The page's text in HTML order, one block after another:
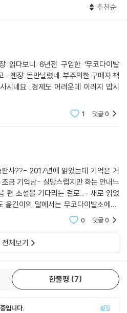
물네 시간 들썩대는 느낌이었다. 사람
은 아스
“어제 저녁때 감독과 이토 소울이 사
보가 매일 오갔다.
호텔 밖으로 나오지 않는 듯했다. 동네
연한 일이겠지만. 다만 촬영 스태프는
일주일에 사흘밖에 문을 열지 않는데
다고 한다.
. 위스키도 눈 깜짝할 사이에 한 병 뚝
러내고 활짝 웃었다.
하던 시절의 도마자와가 떠오르는 눈
영화관, 일요일 되면 팝콘 파는 아가씨
게 신기해서 영화를 보러 갔다니까.” 하
히코를 어리둥절하게 했다. 그런 옛 기
인지, 어르신들은 복지회관에 연일 모여
로 인간을 유머러스하게 그려내면서도,
작가로 유명하다. 이번 작품 『웰컴 투
몰락으로 점점 비어가는 시골 마을의
노령화 문제, 세대 간 갈등, 공동화 현
다. 한국보다 이런 문제를 훨씬 일찍 겪
골 마을 주민들의 상처와 걱정은 누구
거운 소재를 다루면서도 작가는 특유
지 않는다. 그래서 6편으로 이어지는
훈한 감동을 느낄 수 있다.
에게 근원적으로 필요한 것은 시대를
드는 불같은 정열, 혹은 타인을 앞서는
다 이발소에서 오늘도 드나드는 동네
서 자신의 일에 충실을 기하는 야스히코
사람들끼리 따스한 온기를 나눌 수 있
는 작은 성취감일 수도 있다”라고 옮긴
과 깊은 불황으로 우울함과 헛헛함이
발소』는 한동안 잊고 있었던 사는 재미
역을 지나칠 뻔했네요.
추천순
읽다보니 6년전 구입한 ‘무코다이발
... 젠장..돈만날렸네..부주의한 구매자 책
시네요 ..경제도 어려운데 이러지 맙시
1 댓글0
사??- 2017년에 읽었는데 기억은 거
금 기억남- 실망스럽지만 화는 안내느
편 소설을 기다리는 걸로...- 새로 읽었
긴이의 말에서는 무코다이발소에서
네요...
0 댓글0
체보기
한줄평 7
입니다. 설정